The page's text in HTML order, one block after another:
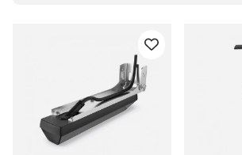
Die passende Auswahl ist oft etwas
wenn Strombedarf, Montage und
zusammenpassen müssen. Bei Fragen
Lieber einmal sauber gewählt als später
Aufbau am Steg stehen.